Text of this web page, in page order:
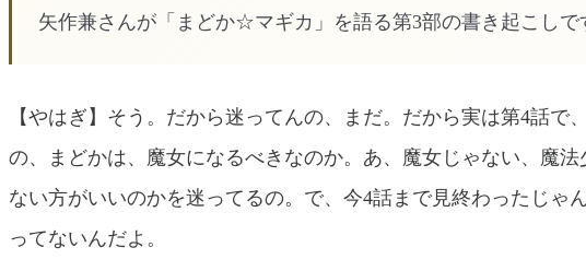
矢作兼さんが「まどか☆マギカ」を語る第3部の書き起こしで
【やはぎ】そう。だから迷ってんの、まだ。だから実は第4話で
の、まどかは、魔女になるべきなのか。あ、魔女じゃない、魔
ない方がいいのかを迷ってるの。で、今4話まで見終わったじゃ
ってないんだよ。